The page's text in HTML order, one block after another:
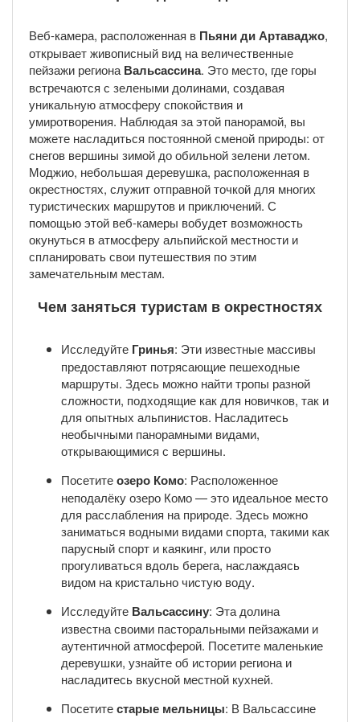
Веб-камера, расположенная в Пьяни ди Артаваджо,
открывает живописный вид на величественные
пейзажи регионаВальсассина. Это место, где горы
встречаются с зелеными долинами, создавая
уникальную атмосферу спокойствия и
умиротворения. Наблюдая за этой панорамой, вы
можете насладиться постоянной сменой природы: от
снегов вершины зимой до обильной зелени летом.
Моджио, небольшая деревушка, расположенная в
окрестностях, служит отправной точкой для многих
туристических маршрутов и приключений. С
помощью этой веб-камеры вобудет возможность
окунуться в атмосферу альпийской местности и
спланировать свои путешествия по этим
замечательным местам.
Чем заняться туристам в окрестностях
Исследуйте Гринья: Эти известные массивы
предоставляют потрясающие пешеходные
маршруты. Здесь можно найти тропы разной
сложности, подходящие как для новичков, так и
для опытных альпинистов. Насладитесь
необычными панорамными видами,
открывающимися с вершины.
Посетитеозеро Комо: Расположенное
неподалёку озеро Комо — это идеальное место
для расслабления на природе. Здесь можно
заниматься водными видами спорта, такими как
парусный спорт и каякинг, или просто
прогуливаться вдоль берега, наслаждаясь
видом на кристально чистую воду.
Исследуйте Вальсассину: Эта долина
известна своими пасторальными пейзажами и
аутентичной атмосферой. Посетите маленькие
деревушки, узнайте об истории региона и
насладитесь вкусной местной кухней.
Посетитестарые мельницы: В Вальсассине